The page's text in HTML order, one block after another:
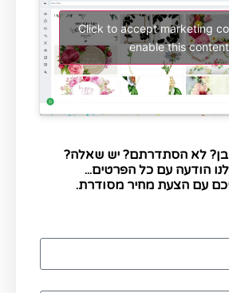
Click to accept marketing
enable this content
לא הסתדרתם? יש שאלה?
הודעה עם כל הפרטים...
עם הצעת מחיר מסודרת.